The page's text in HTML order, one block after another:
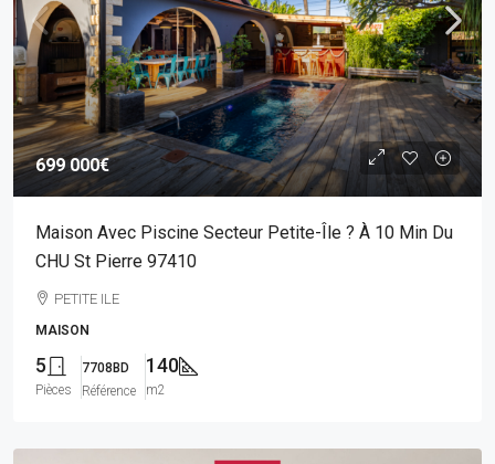
699 000€
Maison Avec Piscine Secteur Petite-Île ? À 10 Min Du
CHU St Pierre 97410
PETITE ILE
MAISON
5
Pièces
7708BD
Référence
140
m2